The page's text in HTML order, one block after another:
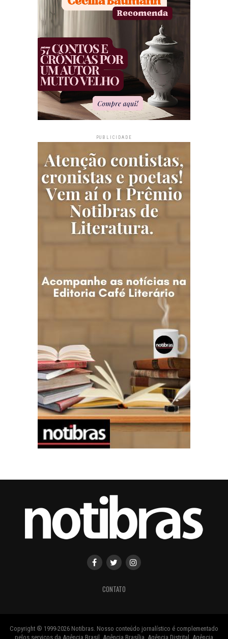
PUBLICIDADE
CONTATO
Copyright ® 1999-2026 Notibras. Nosso conteúdo jornalístico é complementado
pelos serviços da Agência Brasil, Agência Brasília, Agência Distrital, Agência